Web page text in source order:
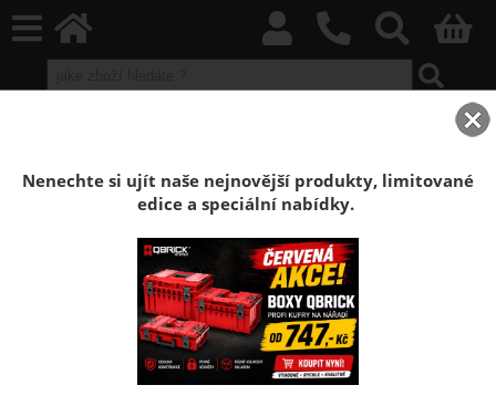
Skříňka Qbrick System ONE Drawer 2 Toolbox 2.0 RED
Skříňka na nářadí Qbrick System ONE
Drawer 2 Toolbox 2.0 Red Ultra HD
Skříňka na nářadí Qbrick Systém ONE Drawer 2
Toolbox 2.0 Red Ultra HD je prostorná, modulární
skříňka na nářadí. Pohodlné tlačítko poskytuje snadný
přístup k jejich obsahu.
Nenechte si ujít naše nejnovější produkty, limitované
edice a speciální nabídky.